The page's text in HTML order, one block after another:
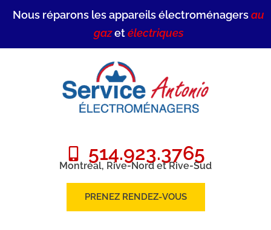
Nous réparons les appareils électroménagersau
gazetélectriques
514.923.3765
Montréal, Rive-Nord et Rive-Sud
PRENEZ RENDEZ-VOUS